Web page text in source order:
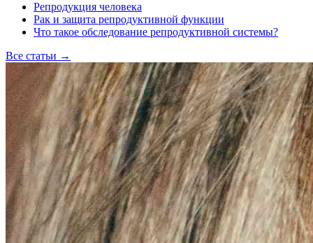
Репродукция человека
Рак и защита репродуктивной функции
Что такое обследование репродуктивной системы?
Все статьи →